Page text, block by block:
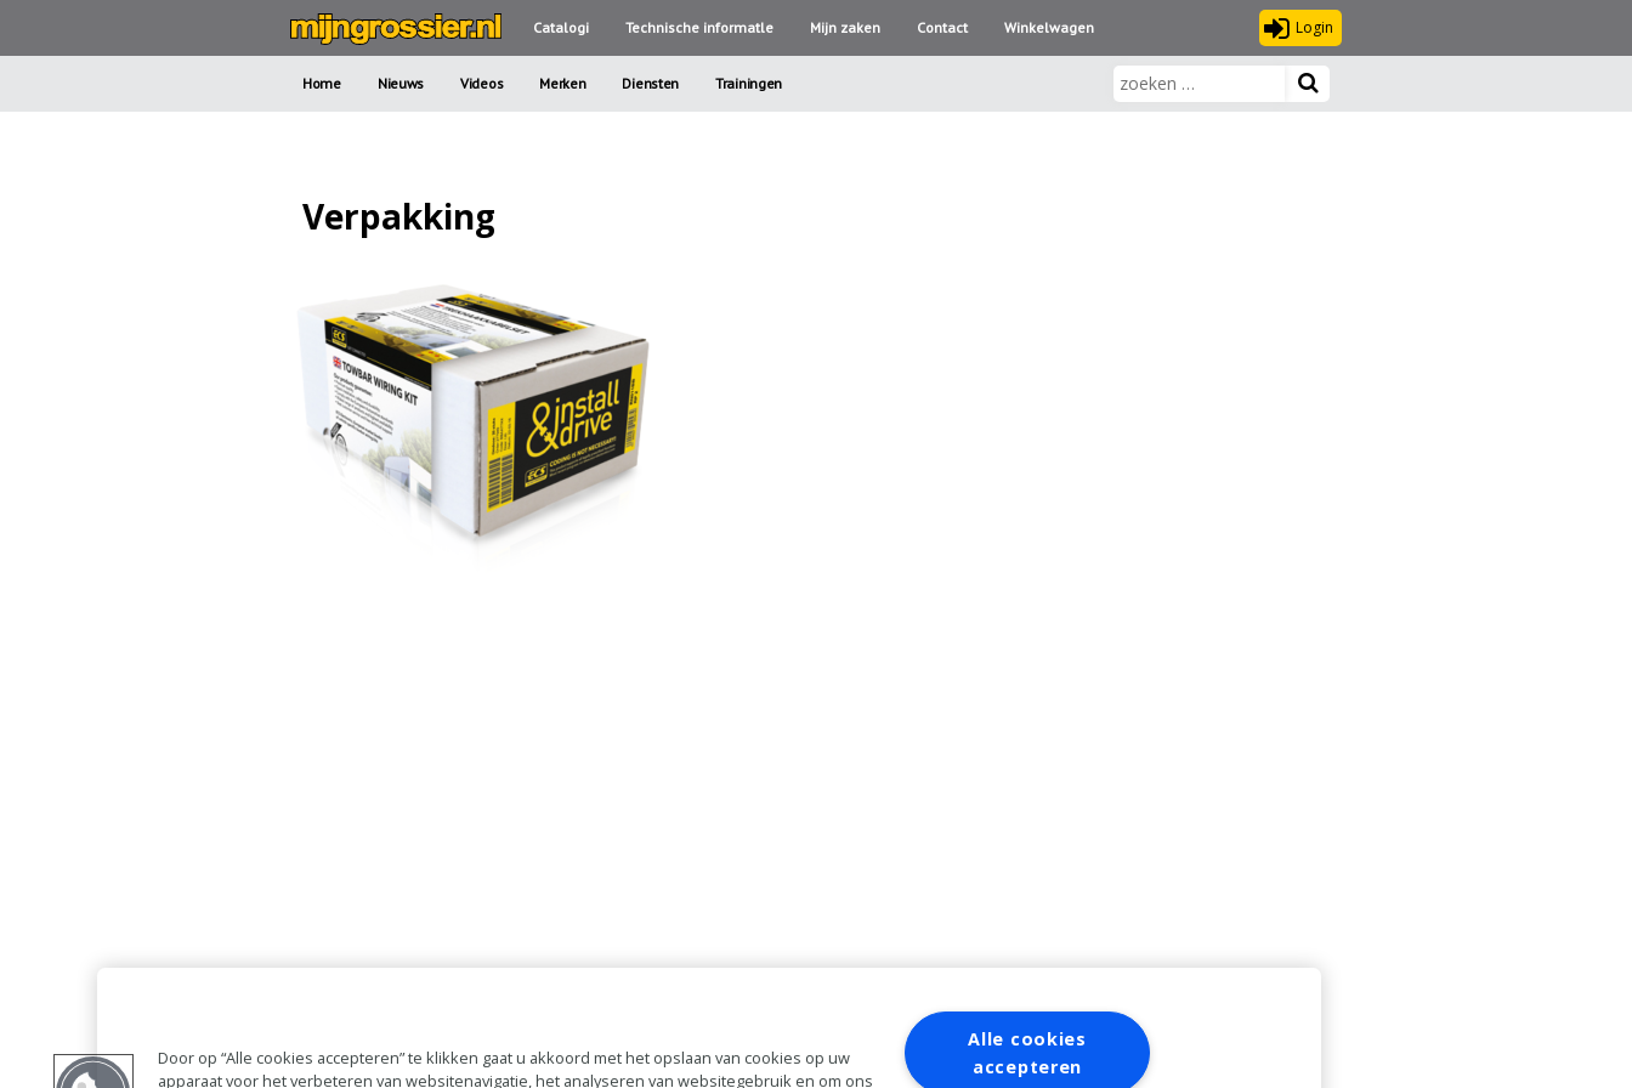
Catalogi Technische informatle Mijn zaken Contact Winkelwagen Login
Home Nieuws Videos Merken Diensten Trainingen
Verpakking
Door op “Alle cookies accepteren” te klikken gaat u akkoord met het opslaan van cookies op uw
apparaat voor het verbeteren van websitenavigatie, het analyseren van websitegebruik en om ons
Alle cookies
accepteren